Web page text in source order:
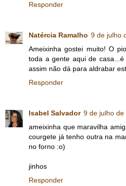
Responder
Natércia Ramalho 9 de julho
Ameixinha gostei muito! O
toda a gente aqui de
assim não dá para aldrabar
Responder
Isabel Salvador 9 de julho
ameixinha que maravilha
courgete já tenho outra na
no forno :o)
jinhos
Responder